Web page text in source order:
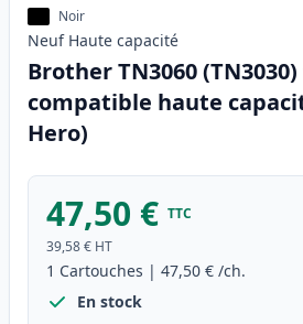
Noir
Neuf Haute capacité
Brother TN3060
compatible haute
Hero)
47,50 € TTC
39,58 € HT
1 Cartouches | 47,50 € /ch.
En stock